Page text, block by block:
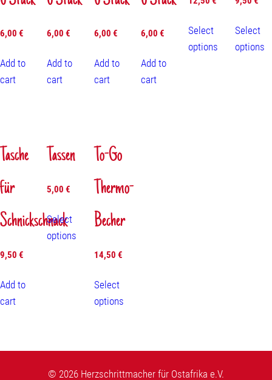
6,00 €
Add to
cart
6,00€
Add to
cart
6,00 €
Add to
cart
6,00€
Add to
cart
Select
options
Select
options
Tasche
für
Schnickschnack
9,50 €
Add to
cart
Tassen
5,00€
Select
options
To-Go
Thermo-
Becher
14,50 €
Select
options
© 2026 Herzschrittmacher für Ostafrika e.V.